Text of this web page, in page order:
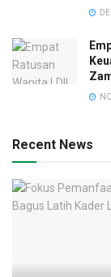
Recent News